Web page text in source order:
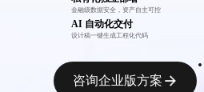
金融级数据安全，资产自主可控
AI 自动化交付
设计稿一键生成工程化代码
咨询企业版方案